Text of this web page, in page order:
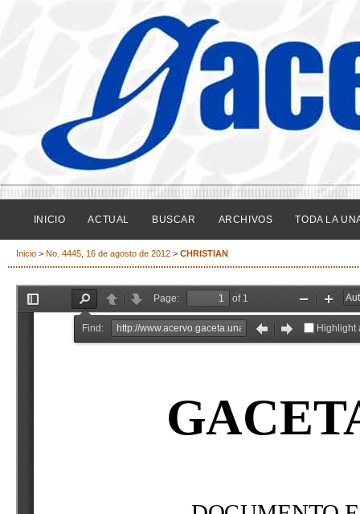
INICIO ACTUAL BUSCAR ARCHIVOS TODA LA
Inicio > No. 4445, 16 de agosto de 2012 > CHRISTIAN